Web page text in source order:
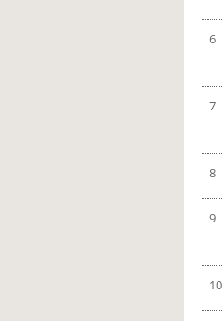
6
7
8
9
10